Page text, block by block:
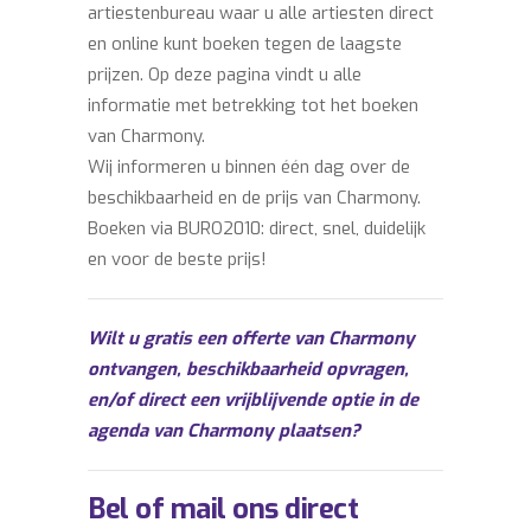
artiestenbureau waar u alle artiesten direct
en online kunt boeken tegen de laagste
prijzen. Op deze pagina vindt u alle
informatie met betrekking tot het boeken
van Charmony.
Wij informeren u binnen één dag over de
beschikbaarheid en de prijs van Charmony.
Boeken via BURO2010: direct, snel, duidelijk
en voor de beste prijs!
Wilt u gratis een offerte van Charmony
ontvangen, beschikbaarheid opvragen,
en/of direct een vrijblijvende optie in de
agenda van Charmony plaatsen?
Bel of mail ons direct